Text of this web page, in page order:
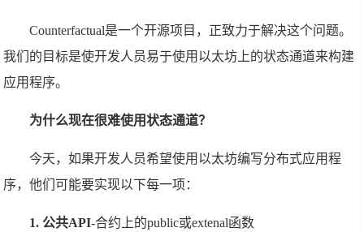
Counterfactual是一个开源项目，正致力于解决这个问题。
我们的目标是使开发人员易于使用以太坊上的状态通道来构建
应用程序。
为什么现在很难使用状态通道？
今天，如果开发人员希望使用以太坊编写分布式应用程
序，他们可能要实现以下每一项：
1. 公共API-合约上的public或extenal函数